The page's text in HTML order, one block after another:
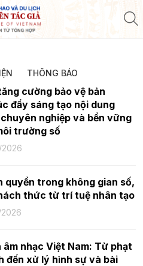
THÔNG BÁO
cường bảo vệ bản
đẩy sáng tạo nội dung
nghiệp và bền vững
trường số
2026
quyền trong không gian số,
thức từ trí tuệ nhân tạo
âm nhạc Việt Nam: Từ phạt
đến xử lý hình sự và bài